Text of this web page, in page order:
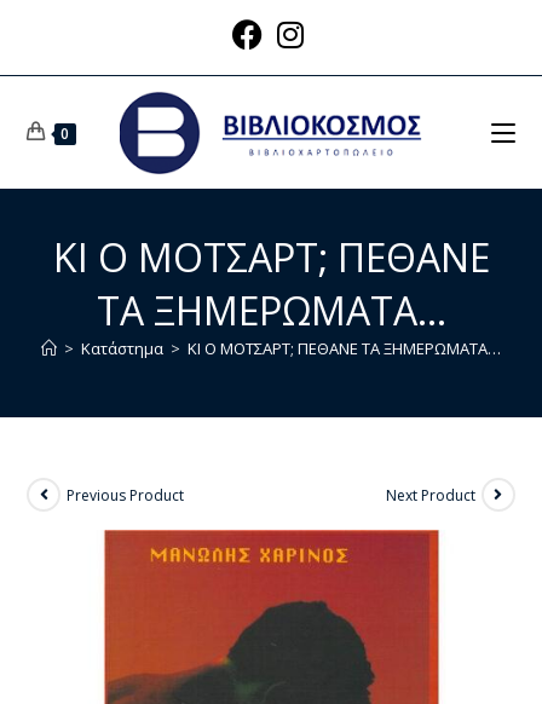
0
ΚΙ Ο ΜΟΤΣΑΡΤ; ΠΕΘΑΝΕ
ΤΑ ΞΗΜΕΡΩΜΑΤΑ…
> Κατάστημα > ΚΙ Ο ΜΟΤΣΑΡΤ; ΠΕΘΑΝΕ ΤΑ ΞΗΜΕΡΩΜΑΤΑ…
Previous Product Next Product